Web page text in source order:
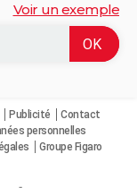
Voir un exemple
Publicité
Contact
personnelles
Groupe Figaro